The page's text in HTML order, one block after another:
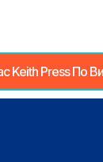
Keith Press По